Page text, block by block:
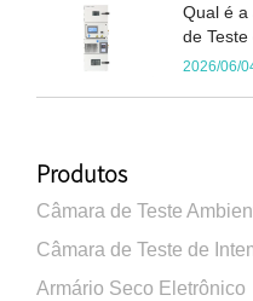
Qual é a
de
2026/06/
Produtos
Câmara de Teste
Câmara de Teste de
Armário Seco Eletrônico